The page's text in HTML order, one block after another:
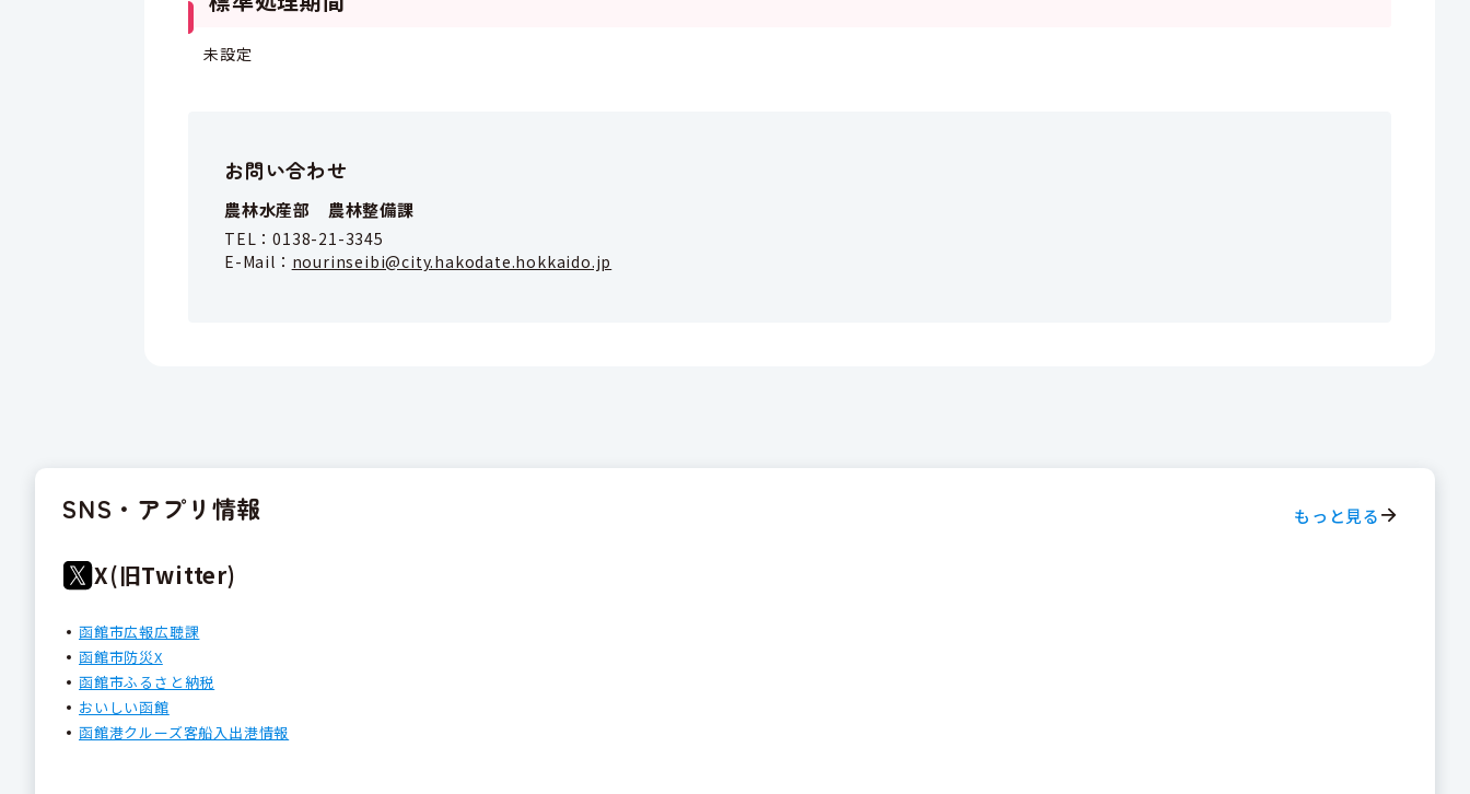
未設定
お問い合わせ
農林水産部 農林整備課
TEL：0138-21-3345
E-Mail： nourinseibi@city.hakodate.hokkaido.jp
SNS・アプリ情報 もっと見る
X(旧Twitter)
函館市広報広聴課
函館市防災X
函館市ふるさと納税
おいしい函館
函館港クルーズ客船入出港情報